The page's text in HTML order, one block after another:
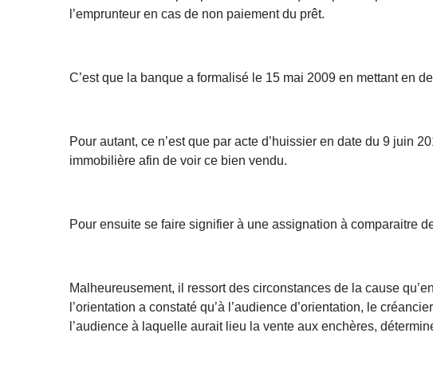
l’emprunteur en cas de non paiement du prêt.
C’est que la banque a formalisé le 15 mai 2009 en mettant en
Pour autant, ce n’est que par acte d’huissier en date du 9 juin
immobilière afin de voir ce bien vendu.
Pour ensuite se faire signifier à une assignation à comparaitre
Malheureusement, il ressort des circonstances de la cause
l’orientation a constaté qu’à l’audience d’orientation, le
l’audience à laquelle aurait lieu la vente aux enchères,